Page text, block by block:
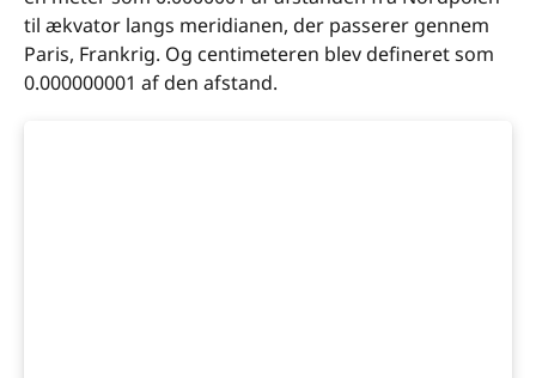
til ækvator langs meridianen, der passerer gennem
Paris, Frankrig. Og centimeteren blev defineret som
0.000000001 af den afstand.